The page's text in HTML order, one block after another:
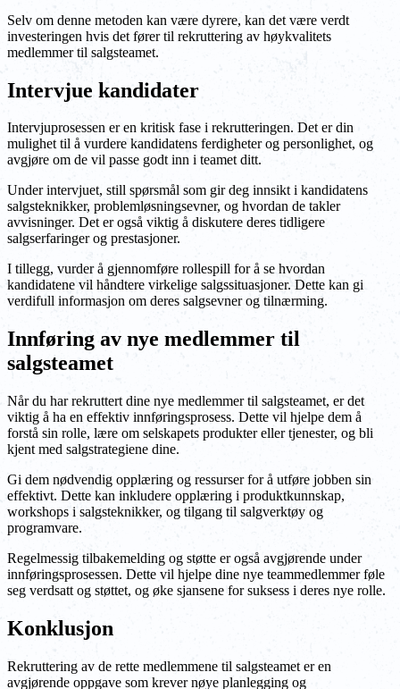
Selv om denne metoden kan være dyrere, kan det være verdt
investeringen hvis det fører til rekruttering av høykvalitets
medlemmer til salgsteamet.
Intervjue kandidater
Intervjuprosessen er en kritisk fase i rekrutteringen. Det er din
mulighet til å vurdere kandidatens ferdigheter og personlighet, og
avgjøre om de vil passe godt inn i teamet ditt.
Under intervjuet, still spørsmål som gir deg innsikt i kandidatens
salgsteknikker, problemløsningsevner, og hvordan de takler
avvisninger. Det er også viktig å diskutere deres tidligere
salgserfaringer og prestasjoner.
I tillegg, vurder å gjennomføre rollespill for å se hvordan
kandidatene vil håndtere virkelige salgssituasjoner. Dette kan gi
verdifull informasjon om deres salgsevner og tilnærming.
Innføring av nye medlemmer til
salgsteamet
Når du har rekruttert dine nye medlemmer til salgsteamet, er det
viktig å ha en effektiv innføringsprosess. Dette vil hjelpe dem å
forstå sin rolle, lære om selskapets produkter eller tjenester, og bli
kjent med salgstrategiene dine.
Gi dem nødvendig opplæring og ressurser for å utføre jobben sin
effektivt. Dette kan inkludere opplæring i produktkunnskap,
workshops i salgsteknikker, og tilgang til salgverktøy og
programvare.
Regelmessig tilbakemelding og støtte er også avgjørende under
innføringsprosessen. Dette vil hjelpe dine nye teammedlemmer føle
seg verdsatt og støttet, og øke sjansene for suksess i deres nye rolle.
Konklusjon
Rekruttering av de rette medlemmene til salgsteamet er en
avgjørende oppgave som krever nøye planlegging og